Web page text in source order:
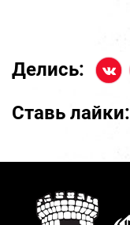
Делись:
Ставь лайки: